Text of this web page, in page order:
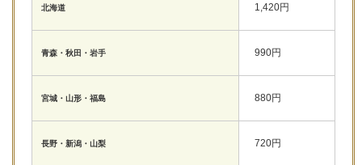
北海道 1,420円
青森・秋田・岩手 990円
宮城・山形・福島 880円
長野・新潟・山梨 720円